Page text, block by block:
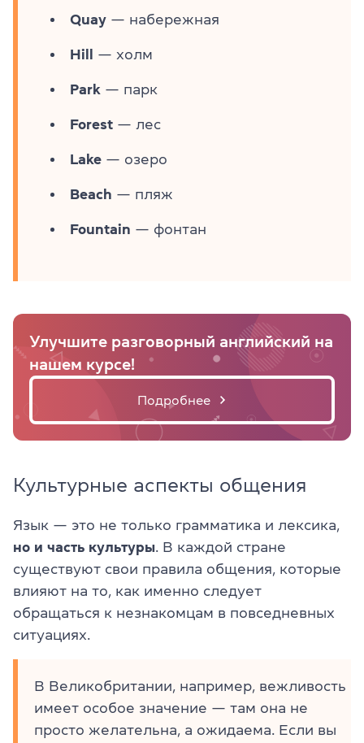
Quay — набережная
Hill — холм
Park — парк
Forest — лес
Lake — озеро
Beach — пляж
Fountain — фонтан
Улучшите разговорный английский на
нашем курсе!
Подробнее
Культурные аспекты общения
Язык — это не только грамматика и лексика,
но и часть культуры. В каждой стране
существуют свои правила общения, которые
влияют на то, как именно следует
обращаться к незнакомцам в повседневных
ситуациях.
В Великобритании, например, вежливость
имеет особое значение — там она не
просто желательна, а ожидаема. Если вы